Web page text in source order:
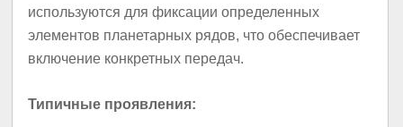
используются для фиксации определенных
элементов планетарных рядов, что обеспечивает
включение конкретных передач.
Типичные проявления: